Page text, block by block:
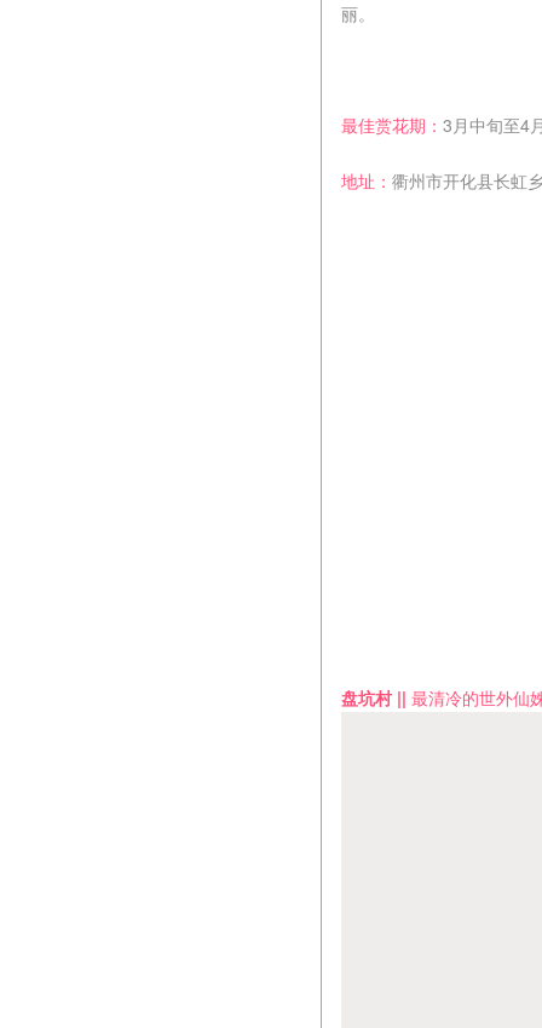
丽。
最佳赏花期： 3月中旬至4
地址： 衢州市开化县长虹
盘坑村 || 最清冷的世外仙